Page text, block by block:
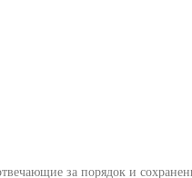
за порядок и